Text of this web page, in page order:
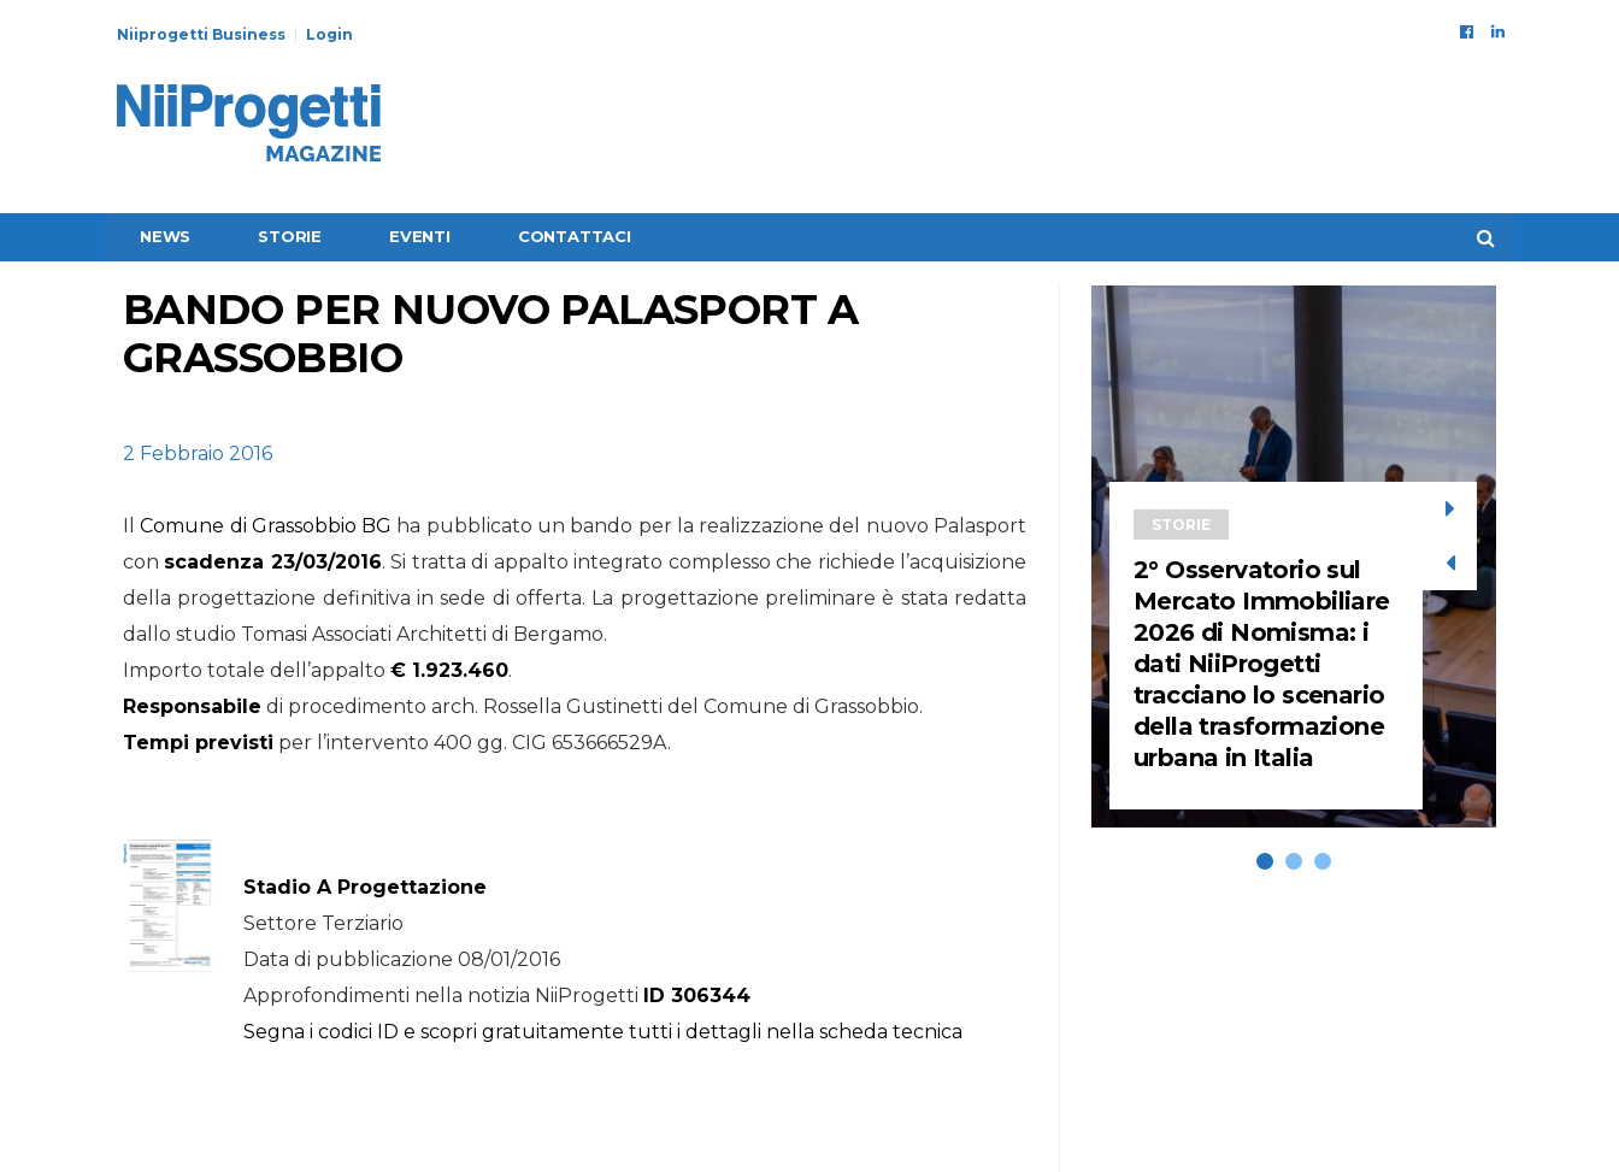
Niiprogetti Business Login
NEWS STORIE EVENTI CONTATTACI
BANDO PER NUOVO PALASPORT A
GRASSOBBIO
2 Febbraio 2016
IlComune di Grassobbio BG ha pubblicato un bando per la realizzazione del nuovo Palasport
con scadenza 23/03/2016. Si tratta di appalto integrato complesso che richiede l’acquisizione
della progettazione definitiva in sede di offerta. La progettazione preliminare è stata redatta
dallo studio Tomasi Associati Architetti di Bergamo.
Importo totale dell’appalto € 1.923.460.
Responsabile di procedimento arch. Rossella Gustinetti del Comune di Grassobbio.
Tempi previsti per l’intervento 400 gg. CIG 653666529A.
Stadio A Progettazione
Settore Terziario
Data di pubblicazione 08/01/2016
Approfondimenti nella notizia NiiProgetti ID 306344
Segna i codici ID e scopri gratuitamente tutti i dettagli nella scheda tecnica
STORIE
URBAN
HEADQUARTERS. Il
video del terzo talk di
HEADQUARTERS
REMIX
STORIE
rigenera la città nel
STORIE
2° Osservatorio sul
Mercato Immobiliare
2026 di Nomisma: i
dati NiiProgetti
tracciano lo scenario
della trasformazione
urbana in Italia